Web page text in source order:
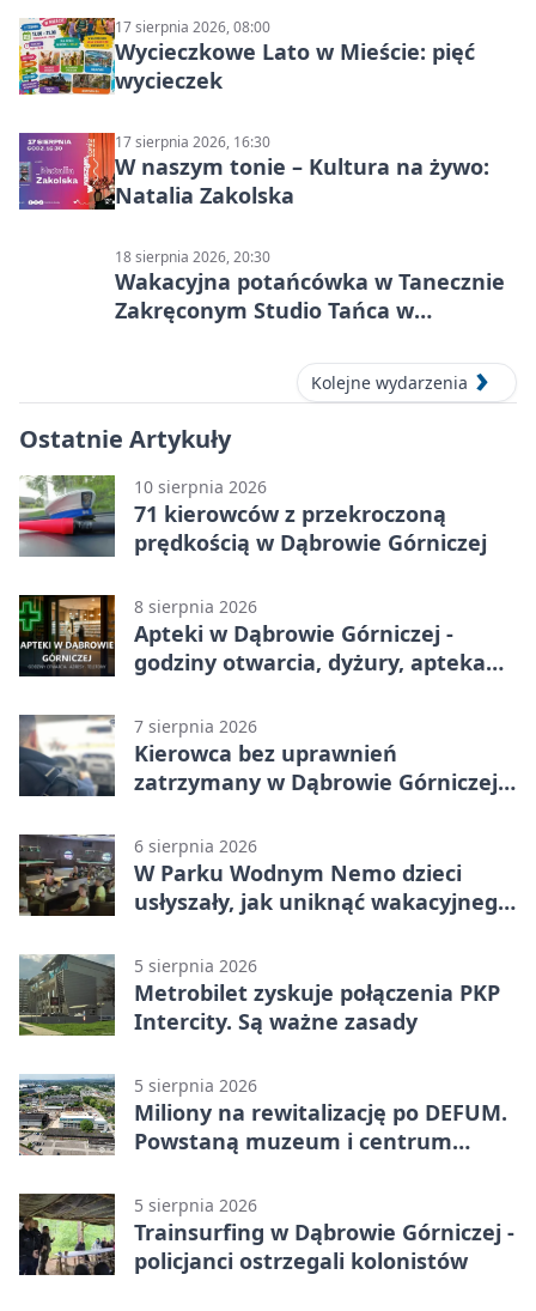
17 sierpnia 2026, 08:00
Wycieczkowe Lato w Mieście: pięć
wycieczek
17 sierpnia 2026, 16:30
W naszym tonie – Kultura na żywo:
Natalia Zakolska
18 sierpnia 2026, 20:30
Wakacyjna potańcówka w Tanecznie
Zakręconym Studio Tańca w
Kolejne wydarzenia
Ostatnie Artykuły
10 sierpnia 2026
71 kierowców z przekroczoną
prędkością w Dąbrowie Górniczej
8 sierpnia 2026
Apteki w Dąbrowie Górniczej -
godziny otwarcia, dyżury, apteka
7 sierpnia 2026
Kierowca bez uprawnień
zatrzymany w Dąbrowie Górniczej.
6 sierpnia 2026
W Parku Wodnym Nemo dzieci
usłyszały, jak uniknąć wakacyjnego
5 sierpnia 2026
Metrobilet zyskuje połączenia PKP
Intercity. Są ważne zasady
5 sierpnia 2026
Miliony na rewitalizację po DEFUM.
Powstaną muzeum i centrum
5 sierpnia 2026
Trainsurfing w Dąbrowie Górniczej -
policjanci ostrzegali kolonistów